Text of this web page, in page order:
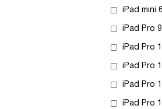
iPad mini
iPad Pro
iPad Pro
iPad Pro
iPad Pro
iPad Pro